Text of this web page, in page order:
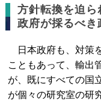
方針転換を迫ら
政府が採るべき
日本政府も、対策
こともあって、輸出
が、既にすべての国
が個々の研究室の研